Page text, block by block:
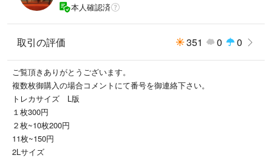
#HARUA
#FUMA
#MAKI
#EJ
#Taki
#NICHOLAS
#JO
#YUMA
本人確認済
取引の評価 351 0 0
ご覧頂きありがとうございます。
複数枚御購入の場合コメントにて番号を御連絡下さい。
トレカサイズ L版
１枚300円
２枚~10枚200円
11枚~150円
2Lサイズ